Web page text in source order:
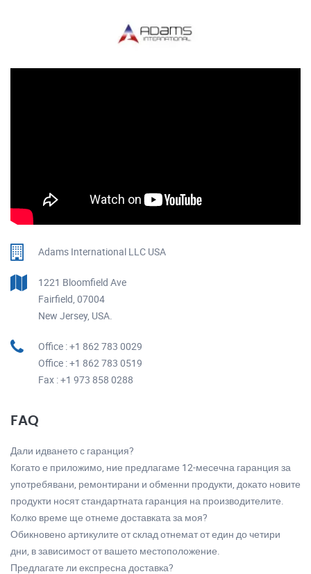
Adams International LLC USA
1221 Bloomfield Ave
Fairfield, 07004
New Jersey, USA.
Office : +1 862 783 0029
Office : +1 862 783 0519
Fax : +1 973 858 0288
FAQ
Дали идването с гаранция?
Когато е приложимо, ние предлагаме 12-месечна гаранция за
употребявани, ремонтирани и обменни продукти, докато новите
продукти носят стандартната гаранция на производителите.
Колко време ще отнеме доставката за моя?
Обикновено артикулите от склад отнемат от един до четири
дни, в зависимост от вашето местоположение.
Предлагате ли експресна доставка?